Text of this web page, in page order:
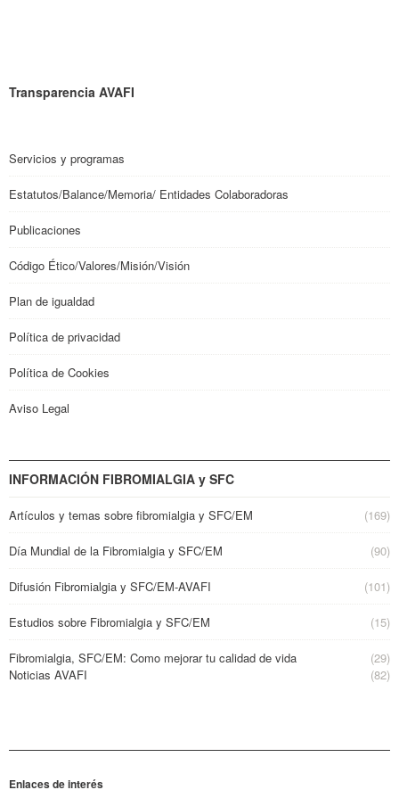
Transparencia AVAFI
Servicios y programas
Estatutos/Balance/Memoria/ Entidades Colaboradoras
Publicaciones
Código Ético/Valores/Misión/Visión
Plan de igualdad
Política de privacidad
Política de Cookies
Aviso Legal
INFORMACIÓN FIBROMIALGIA y SFC
Artículos y temas sobre fibromialgia y SFC/EM (169)
Día Mundial de la Fibromialgia y SFC/EM (90)
Difusión Fibromialgia y SFC/EM-AVAFI (101)
Estudios sobre Fibromialgia y SFC/EM (15)
Fibromialgia, SFC/EM: Como mejorar tu calidad de vida
(29)
Noticias AVAFI
(82)
Enlaces de interés